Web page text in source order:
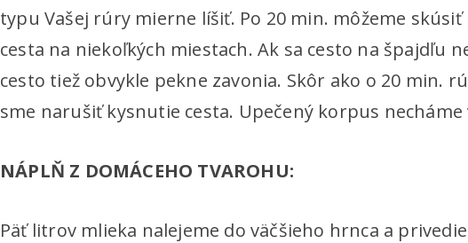
typu Vašej rúry mierne líšiť. Po 20 min. môžeme
cesta na niekoľkých miestach. Ak sa cesto na špajdľu
cesto tiež obvykle pekne zavonia. Skôr ako o 20 min.
sme narušiť kysnutie cesta. Upečený korpus necháme
NÁPLŇ Z DOMÁCEHO TVAROHU:
Päť litrov mlieka nalejeme do väčšieho hrnca a